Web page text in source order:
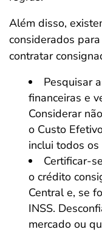
Além disso,
considerados
contratar
Pesquisar
financeiras e
Considerar
o Custo
inclui todos
Certificar-
o crédito
Central e, se
INSS.
mercado ou